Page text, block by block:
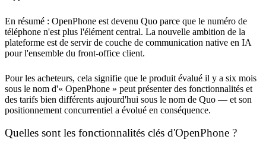
En résumé : OpenPhone est devenu Quo parce que le numéro de
téléphone n'est plus l'élément central. La nouvelle ambition de la
plateforme est de servir de couche de communication native en IA
pour l'ensemble du front-office client.
Pour les acheteurs, cela signifie que le produit évalué il y a six mois
sous le nom d'« OpenPhone » peut présenter des fonctionnalités et
des tarifs bien différents aujourd'hui sous le nom de Quo — et son
positionnement concurrentiel a évolué en conséquence.
Quelles sont les fonctionnalités clés d'OpenPhone ?